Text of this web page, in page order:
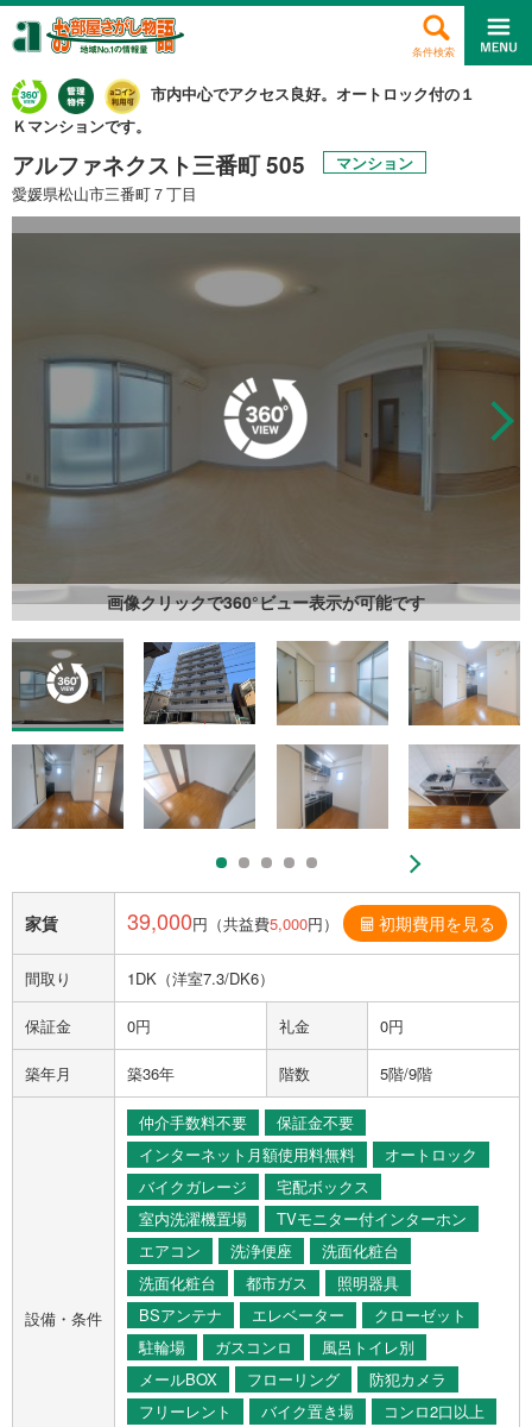
条件検索
市内中心でアクセス良好。オートロック付の１
Ｋマンションです。
アルファネクスト三番町 505
マンション
愛媛県松山市三番町７丁目
画像クリックで360°ビュー表示が可能です
家賃 39,000円（共益費5,000円） 初期費用を見る
間取り 1DK（洋室7.3/DK6）
保証金 0円 礼金 0円
築年月 築36年 階数 5階/9階
設備・条件
仲介手数料不要
保証金不要
インターネット月額使用料無料
オートロック
バイクガレージ
宅配ボックス
室内洗濯機置場
TVモニター付インターホン
エアコン
洗浄便座
洗面化粧台
洗面化粧台
都市ガス
照明器具
BSアンテナ
エレベーター
クローゼット
駐輪場
ガスコンロ
風呂トイレ別
メールBOX
フローリング
防犯カメラ
フリーレント
バイク置き場
コンロ2口以上